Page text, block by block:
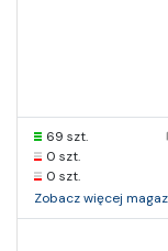
69 szt.
0 szt.
0 szt.
Zobacz więcej